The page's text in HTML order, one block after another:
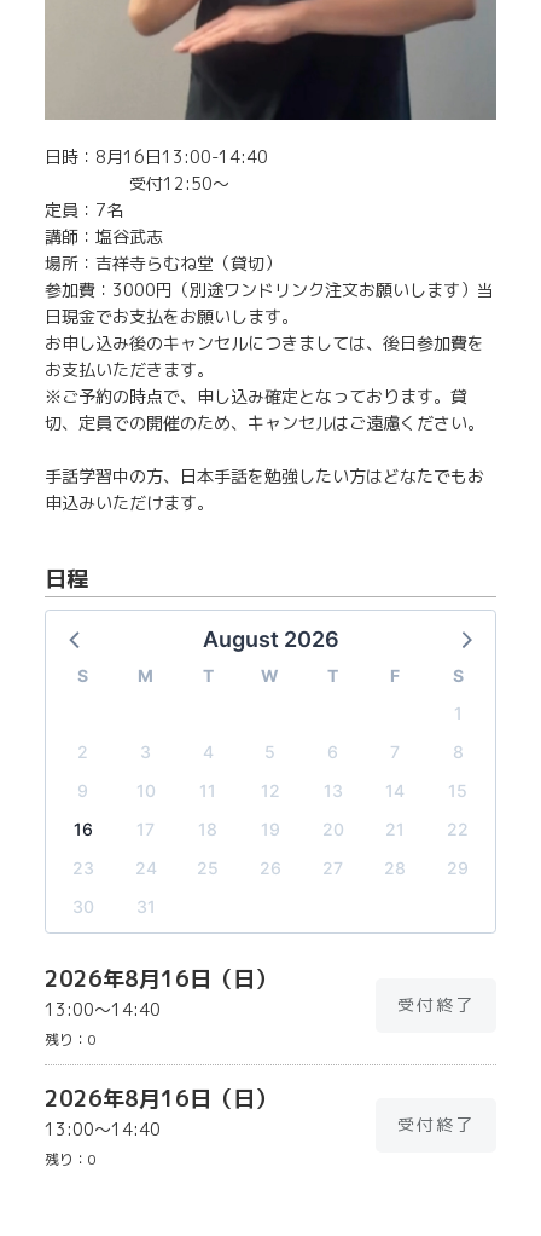
日時：8月16日13:00-14:40
受付12:50〜
定員：7名
講師：塩谷武志
場所：吉祥寺らむね堂（貸切）
参加費：3000円（別途ワンドリンク注文お願いします）当
日現金でお支払をお願いします。
お申し込み後のキャンセルにつきましては、後日参加費を
お支払いただきます。
※ご予約の時点で、申し込み確定となっております。貸
切、定員での開催のため、キャンセルはご遠慮ください。
手話学習中の方、日本手話を勉強したい方はどなたでもお
申込みいただけます。
日程
August 2026
S M T W T F
S
1
2
3 4 5 6 7
8
9
10 11 12 13 14
15
16
17 18 19 20 21
22
23
24 25 26 27 28
29
30
31
2026年8月16日（日）
13:00〜14:40
残り： 0
受付終了
2026年8月16日（日）
13:00〜14:40
残り： 0
受付終了